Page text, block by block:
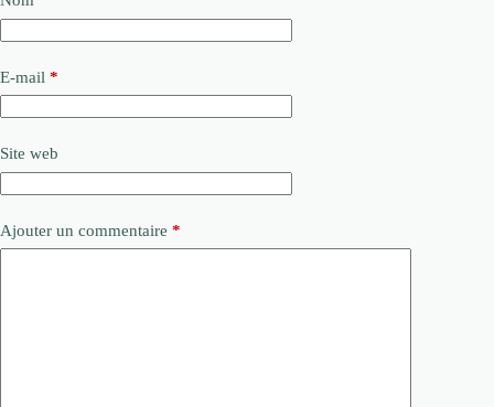
E-mail *
Site web
Ajouter un commentaire *